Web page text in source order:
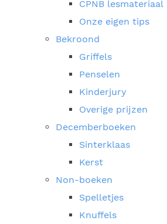
CPNB lesmateriaal
Onze eigen tips
Bekroond
Griffels
Penselen
Kinderjury
Overige prijzen
Decemberboeken
Sinterklaas
Kerst
Non-boeken
Spelletjes
Knuffels